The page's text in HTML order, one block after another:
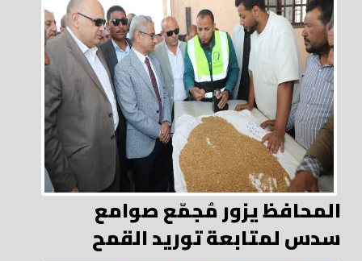
المحافظ يزور مُجمّع صوامع
سدس لمتابعة توريد القمح